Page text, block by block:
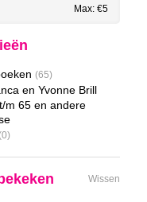
Max: €5
(65)
en Yvonne Brill
m 65 en andere
Wissen